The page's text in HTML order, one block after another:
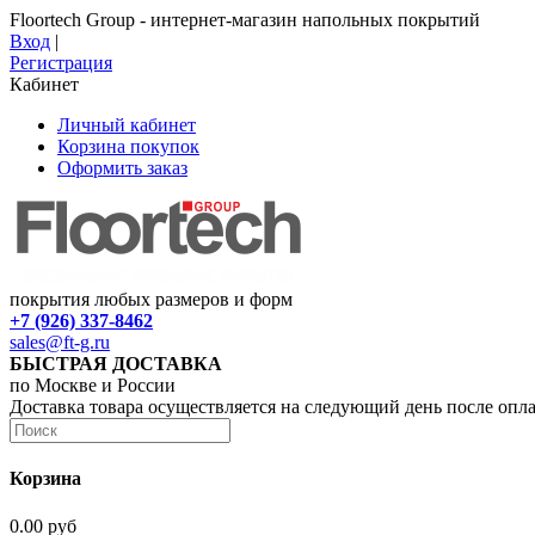
Floortech Group - интернет-магазин напольных покрытий
Вход |
Регистрация
Кабинет
Личный кабинет
Корзина покупок
Оформить заказ
покрытия любых размеров и форм
+7 (926) 337-8462
sales@ft-g.ru
БЫСТРАЯ ДОСТАВКА
по Москве и России
Доставка товара осуществляется на следующий день после
Корзина
0.00 руб